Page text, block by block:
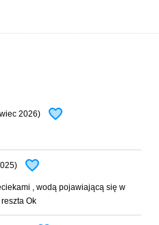
2026)
, wodą pojawiającą się w
Ok